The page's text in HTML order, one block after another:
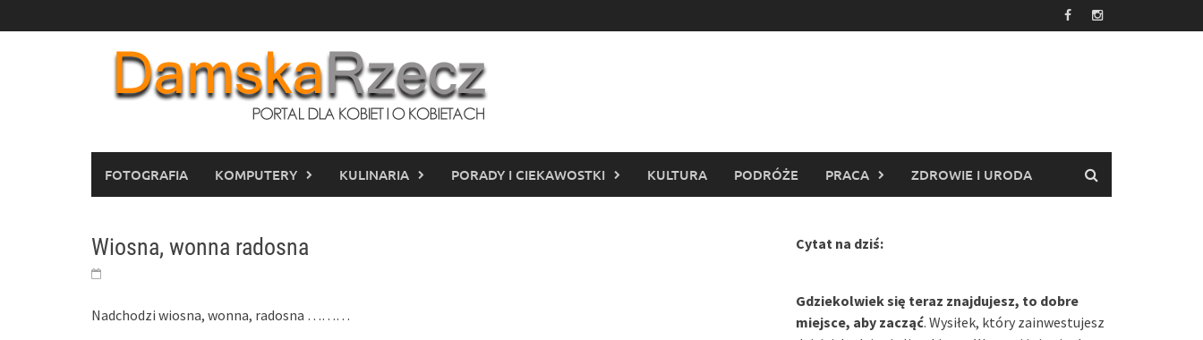
to
FOTOGRAFIA KOMPUTERY KULINARIA PORADY I CIEKAWOSTKI KULTURA PODRÓŻE PRACA ZDROWIE I URODA
Wiosna, wonna radosna
Nadchodzi wiosna, wonna, radosna ………
Cytat na dziś:
Gdziekolwiek się teraz znajdujesz, to dobre
miejsce, aby zacząć. Wysiłek, który zainwestujesz